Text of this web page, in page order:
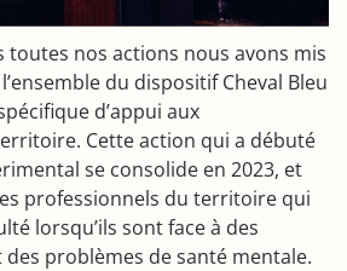
toutes nos actions nous avons mis
du dispositif Cheval Bleu
d’appui aux
Cette action qui a débuté
se consolide en 2023, et
professionnels du territoire qui
lorsqu’ils sont face à des
problèmes de santé mentale.